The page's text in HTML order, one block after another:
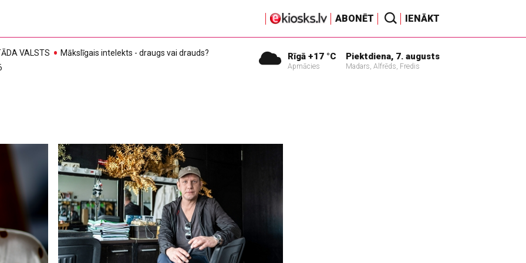
ABONĒT IENĀKT
VALSTS
Mākslīgais intelekts - draugs vai drauds?
Rīgā +17 °C
Apmācies
Piektdiena, 7. augusts
Madars, Alfrēds, Fredis